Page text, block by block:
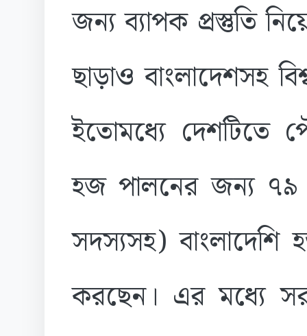
জন্য ব্যাপক প্রস্তুতি
ছাড়াও বাংলাদেশসহ
ইতোমধ্যে দেশটিতে
হজ পালনের জন্য ৭৯
সদস্যসহ) বাংলাদেশি
করছেন। এর মধ্যে